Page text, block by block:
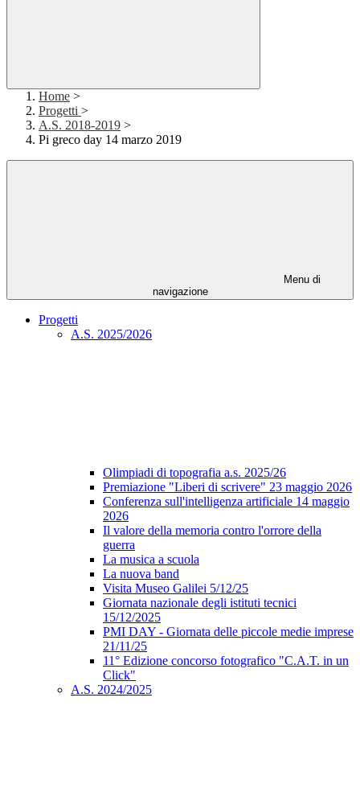
Home >
Progetti >
A.S. 2018-2019 >
Pi greco day 14 marzo 2019
Menu di
navigazione
Progetti
A.S. 2025/2026
Olimpiadi di topografia a.s. 2025/26
Premiazione "Liberi di scrivere" 23 maggio 2026
Conferenza sull'intelligenza artificiale 14 maggio
2026
Il valore della memoria contro l'orrore della
guerra
La musica a scuola
La nuova band
Visita Museo Galilei 5/12/25
Giornata nazionale degli istituti tecnici
15/12/2025
PMI DAY - Giornata delle piccole medie imprese
21/11/25
11° Edizione concorso fotografico "C.A.T. in un
Click"
A.S. 2024/2025